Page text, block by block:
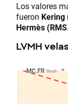
Los valores
fueron Kering
Hermès
LVMH